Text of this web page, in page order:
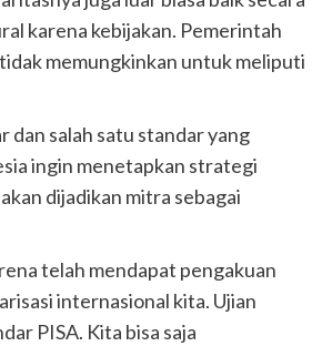
karena kebijakan. Pemerintah
memungkinkan untuk meliputi
salah satu standar yang
ingin menetapkan strategi
dijadikan mitra sebagai
telah mendapat pengakuan
internasional kita. Ujian
PISA. Kita bisa saja